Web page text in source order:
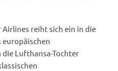
reiht sich ein in die
Lufthansa-Tochter